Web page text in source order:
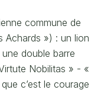
commune de
Achards ») : un lion
double barre
Nobilitas » - «
c’est le courage